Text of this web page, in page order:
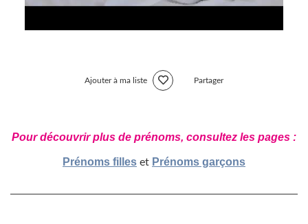
Ajouter à ma liste Partager
Pour découvrir plus de prénoms, consultez les pages :
Prénoms filles et Prénoms garçons